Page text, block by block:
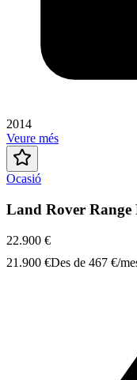
2014
Veure més
Ocasió
Land Rover Range
22.900 €
21.900 €Des de 467 €/